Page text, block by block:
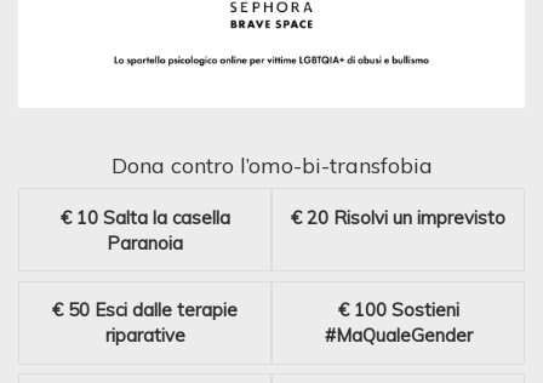
Dona contro l’omo-bi-transfobia
€ 10 Salta la casella
Paranoia
€ 20 Risolvi un imprevisto
€ 50 Esci dalle terapie
riparative
€ 100 Sostieni
#MaQualeGender